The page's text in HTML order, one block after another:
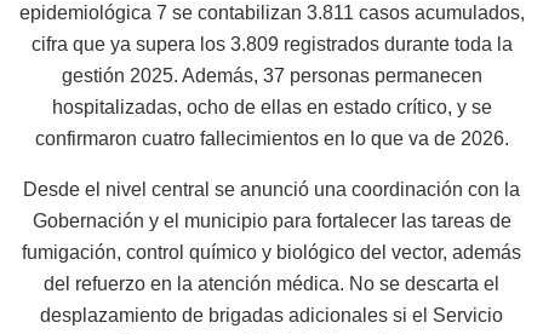
epidemiológica 7 se contabilizan 3.811 casos acumulados,
cifra que ya supera los 3.809 registrados durante toda la
gestión 2025. Además, 37 personas permanecen
hospitalizadas, ocho de ellas en estado crítico, y se
confirmaron cuatro fallecimientos en lo que va de 2026.
Desde el nivel central se anunció una coordinación con la
Gobernación y el municipio para fortalecer las tareas de
fumigación, control químico y biológico del vector, además
del refuerzo en la atención médica. No se descarta el
desplazamiento de brigadas adicionales si el Servicio